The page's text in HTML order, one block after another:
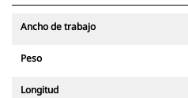
Ancho de trabajo
Peso
Longitud